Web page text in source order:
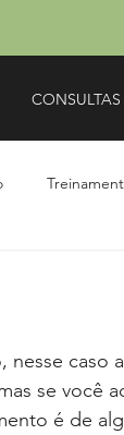
CONSULTAS
se você
é de